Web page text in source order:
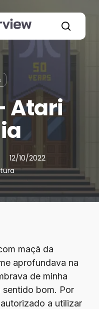
search
Atari
12/10/2022
maçã da
aprofundava na
de minha
sentido bom. Por
a utilizar